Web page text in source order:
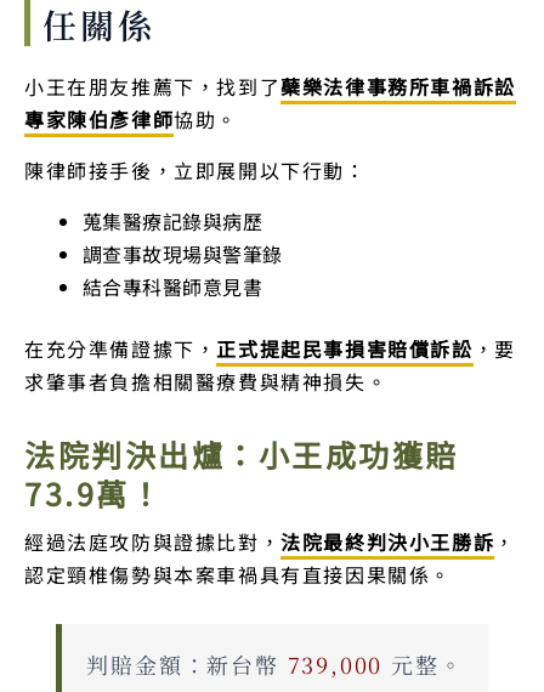
任關係
小王在朋友推薦下，找到了蘗樂法律事務所車禍訴訟
專家陳伯彥律師協助。
陳律師接手後，立即展開以下行動：
蒐集醫療記錄與病歷
調查事故現場與警筆錄
結合專科醫師意見書
在充分準備證據下，正式提起民事損害賠償訴訟 ，要
求肇事者負擔相關醫療費與精神損失。
法院判決出爐：小王成功獲賠
73.9萬！
經過法庭攻防與證據比對，法院最終判決小王勝訴 ，
認定頸椎傷勢與本案車禍具有直接因果關係。
判賠金額：新台幣 739,000 元整。